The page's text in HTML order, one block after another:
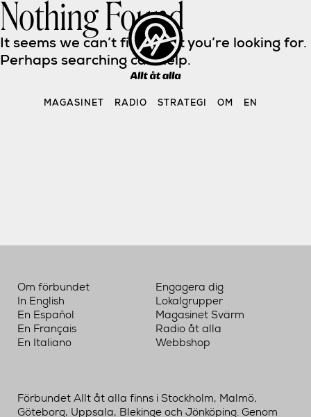
Skip
content
MAGASINET RADIO STRATEGI OM EN
Nothing Found
It seems we can’t find what you’re looking for.
Perhaps searching can help.
Om förbundet
In English
En Español
En Français
En Italiano
Engagera dig
Lokalgrupper
Magasinet Svärm
Radio åt alla
Webbshop
Förbundet Allt åt alla finns i Stockholm, Malmö,
Göteborg, Uppsala, Blekinge och Jönköping. Genom